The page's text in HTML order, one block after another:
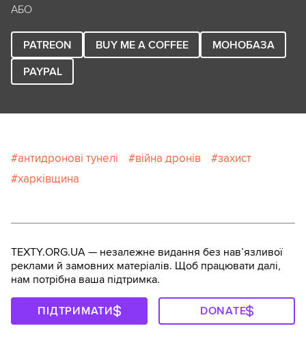
АБО
PATREON BUY ME A COFFEE
МОНОБАЗА
PAYPAL
антидронові тунелі війна дронів
захист
харківщина
TEXTY.ORG.UA — незалежне видання без навʼязливої
реклами й замовних матеріалів. Щоб працювати далі,
нам потрібна ваша підтримка.
ПІДТРИМАТИ DONATE